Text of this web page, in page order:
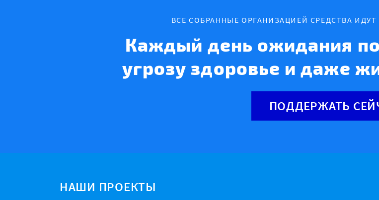
ВСЕ СОБРАННЫЕ ОРГАНИЗАЦИЕЙ СРЕДСТВА
Каждый день ожидания
угрозу здоровье и даже
ПОДДЕРЖАТЬ
НАШИ ПРОЕКТЫ